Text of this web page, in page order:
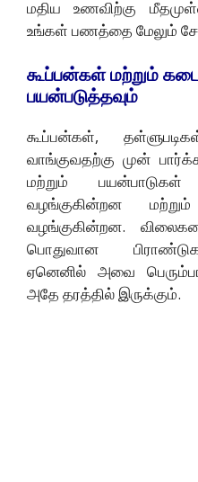
மதிய உணவிற்கு
உங்கள் பணத்தை மேலும்
கூப்பன்கள் மற்றும்
பயன்படுத்தவும்
கூப்பன்கள்,
வாங்குவதற்கு முன்
மற்றும்
வழங்குகின்றன
வழங்குகின்றன.
பொதுவான
ஏனெனில் அவை
அதே தரத்தில் இருக்கும்.